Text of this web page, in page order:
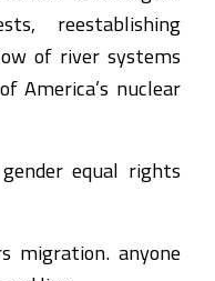
reestablishing
of river systems
America’s nuclear
equal rights
migration. anyone